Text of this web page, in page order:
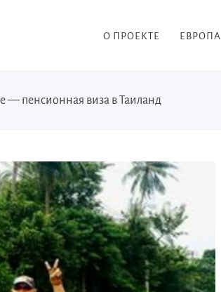
О ПРОЕКТЕ ЕВРОПА
— пенсионная виза в Таиланд